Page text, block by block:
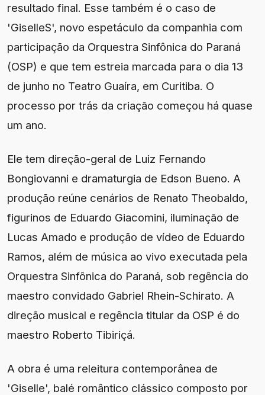
resultado final. Esse também é o caso de
'GiselleS', novo espetáculo da companhia com
participação da Orquestra Sinfônica do Paraná
(OSP) e que tem estreia marcada para o dia 13
de junho no Teatro Guaíra, em Curitiba. O
processo por trás da criação começou há quase
um ano.
Ele tem direção-geral de Luiz Fernando
Bongiovanni e dramaturgia de Edson Bueno. A
produção reúne cenários de Renato Theobaldo,
figurinos de Eduardo Giacomini, iluminação de
Lucas Amado e produção de vídeo de Eduardo
Ramos, além de música ao vivo executada pela
Orquestra Sinfônica do Paraná, sob regência do
maestro convidado Gabriel Rhein-Schirato. A
direção musical e regência titular da OSP é do
maestro Roberto Tibiriçá.
A obra é uma releitura contemporânea de
'Giselle', balé romântico clássico composto por